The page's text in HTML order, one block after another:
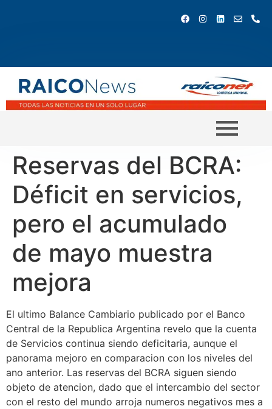
Reservas del BCRA:
Déficit en servicios,
pero el acumulado
de mayo muestra
mejora
El ultimo Balance Cambiario publicado por el Banco
Central de la Republica Argentina revelo que la cuenta
de Servicios continua siendo deficitaria, aunque el
panorama mejoro en comparacion con los niveles del
ano anterior. Las reservas del BCRA siguen siendo
objeto de atencion, dado que el intercambio del sector
con el resto del mundo arroja numeros negativos mes a